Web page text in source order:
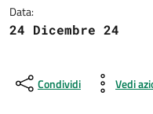
Data:
24 Dicembre 24
Condividi Vedi